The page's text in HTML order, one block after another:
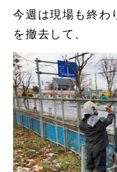
今週は現場も終わ
を撤去して、